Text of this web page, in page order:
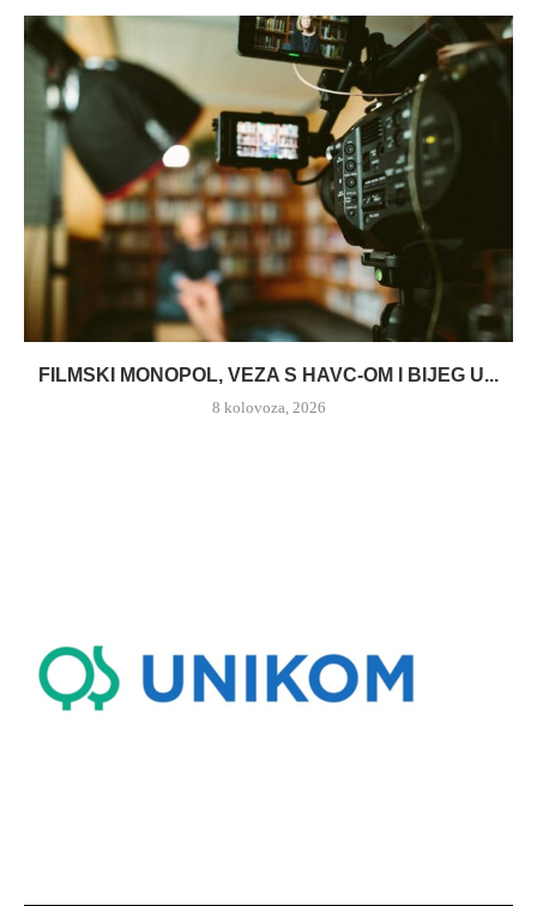
FILMSKI MONOPOL, VEZA S HAVC-OM I BIJEG U...
8 kolovoza, 2026